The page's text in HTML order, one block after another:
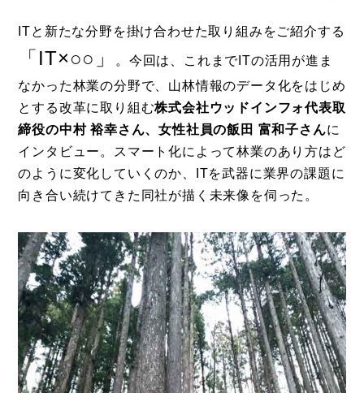
ITと新たな分野を掛け合わせた取り組みをご紹介する
「IT×○○」
。今回は、これまでITの活用が進ま
なかった林業の分野で、山林情報のデータ化をはじめ
とする改革に取り組む株式会社ウッドインフォ代表取
締役の中村 裕幸さん、女性社員の飯田 富和子さんに
インタビュー。スマート化によって林業のあり方はど
のように変化していくのか、ITを武器に業界の課題に
向き合い続けてきた同社が描く未来像を伺った。